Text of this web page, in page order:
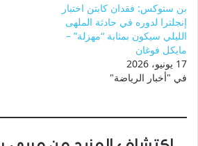
بن ستوكس: فقدان كابتن اختبار
إنجلترا لدوره في حادثة الملهى
الليلي سيكون بمثابة “مهزلة” –
مايكل فوغان
17 يونيو، 2026
في "أخبار الرياضة"